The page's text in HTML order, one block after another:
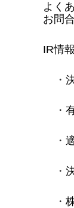
よく
お問
IR情